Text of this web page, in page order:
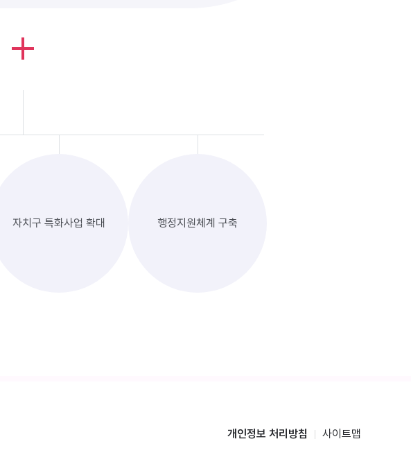
자치구 특화사업 확대 행정지원체계 구축
개인정보 처리방침 사이트맵